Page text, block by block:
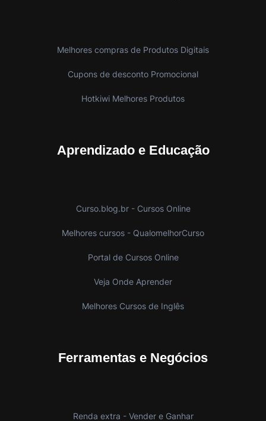
Melhores compras de Produtos Digitais
Cupons de desconto Promocional
Hotkiwi Melhores Produtos
Aprendizado e Educação
Curso.blog.br - Cursos Online
Melhores cursos - QualomelhorCurso
Portal de Cursos Online
Veja Onde Aprender
Melhores Cursos de Inglês
Ferramentas e Negócios
Renda extra - Vender e Ganhar